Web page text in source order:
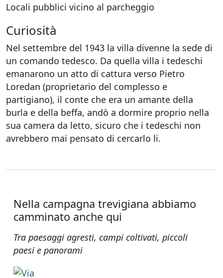
Locali pubblici vicino al parcheggio
Curiosità
Nel settembre del 1943 la villa divenne la sede di
un comando tedesco. Da quella villa i tedeschi
emanarono un atto di cattura verso Pietro
Loredan (proprietario del complesso e
partigiano), il conte che era un amante della
burla e della beffa, andò a dormire proprio nella
sua camera da letto, sicuro che i tedeschi non
avrebbero mai pensato di cercarlo li.
Nella campagna trevigiana abbiamo
camminato anche qui
Tra paesaggi agresti, campi coltivati, piccoli
paesi e panorami